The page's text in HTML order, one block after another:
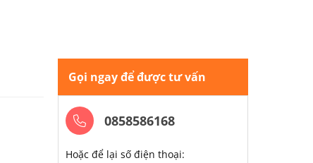
Gọi ngay để được tư vấn
0858586168
Hoặc để lại số điện thoại: